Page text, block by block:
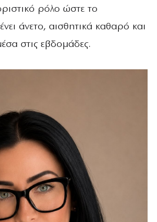
ρόλο ώστε το
άνετο, αισθητικά καθαρό και
στις εβδομάδες.